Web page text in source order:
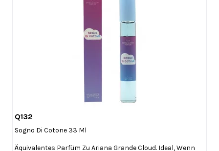
Q132
Sogno Di Cotone 33 Ml
Äquivalentes Parfüm Zu Ariana Grande Cloud. Ideal, Wenn